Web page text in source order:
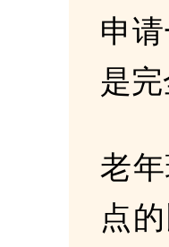
申
是完
老
点